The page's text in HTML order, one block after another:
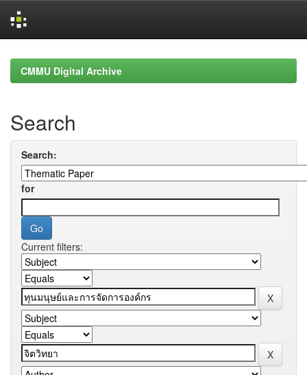
navigationCMMU Digital Archive
Search
Search:
for
Current filters: